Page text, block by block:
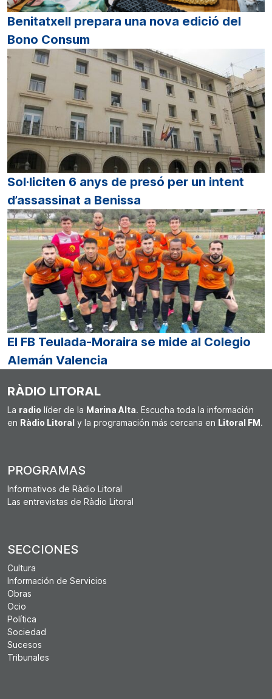
Benitatxell prepara una nova edició del
Bono Consum
Sol·liciten 6 anys de presó per un intent
d’assassinat a Benissa
El FB Teulada-Moraira se mide al Colegio
Alemán Valencia
RÀDIO LITORAL
La radio líder de la Marina Alta. Escucha toda la información
en Ràdio Litoral y la programación más cercana en Litoral FM.
PROGRAMAS
Informativos de Ràdio Litoral
Las entrevistas de Ràdio Litoral
SECCIONES
Cultura
Información de Servicios
Obras
Ocio
Política
Sociedad
Sucesos
Tribunales